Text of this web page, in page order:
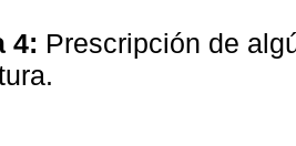
4: Prescripción de